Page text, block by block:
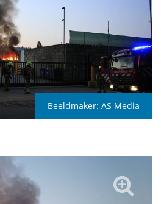
Beeldmaker: AS Media